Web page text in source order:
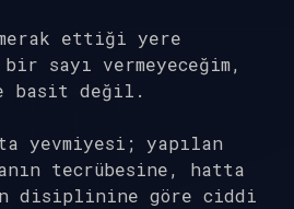
ettiği yere
sayı vermeyeceğim,
basit değil.
yevmiyesi; yapılan
tecrübesine, hatta
disiplinine göre ciddi